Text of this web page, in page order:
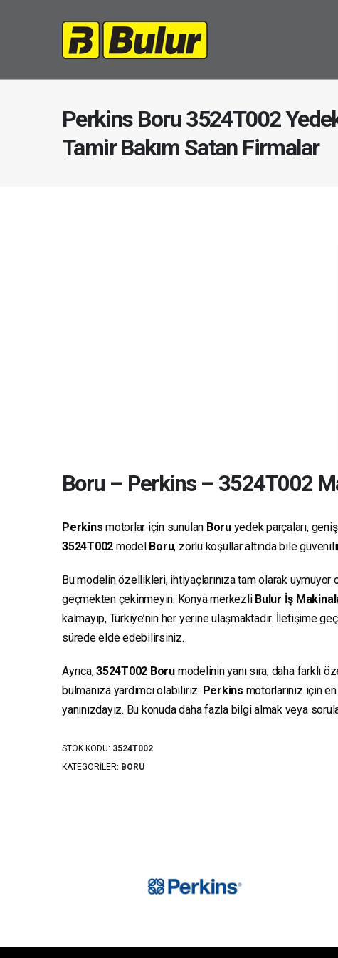
Perkins Boru 3524T002
Tamir Bakım Satan Firmalar
Boru – Perkins– 3524T002
Perkins motorlar için sunulan Boruyedek parçaları,
3524T002 model Boru, zorlu koşullar altında bile
Bu modelin özellikleri, ihtiyaçlarınıza tam olarak
geçmekten çekinmeyin. Konya merkezli Bulur İş
kalmayıp, Türkiye’nin her yerine ulaşmaktadır. İletişime
sürede elde edebilirsiniz.
Ayrıca,3524T002 Boru modelinin yanı sıra, daha farklı
bulmanıza yardımcı olabiliriz. Perkins motorlarınız için
yanınızdayız. Bu konuda daha fazla bilgi almak veya
STOK KODU: 3524T002
KATEGORILER: BORU